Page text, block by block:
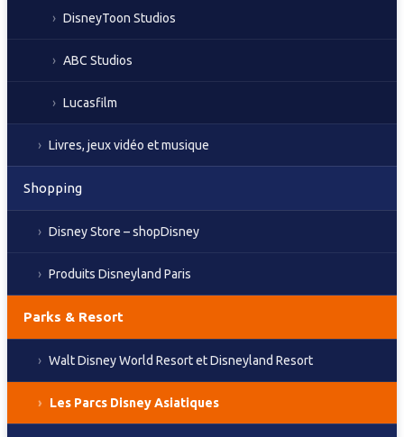
DisneyToon Studios
ABC Studios
Lucasfilm
Livres, jeux vidéo et musique
Shopping
Disney Store – shopDisney
Produits Disneyland Paris
Parks & Resort
Walt Disney World Resort et Disneyland Resort
Les Parcs Disney Asiatiques